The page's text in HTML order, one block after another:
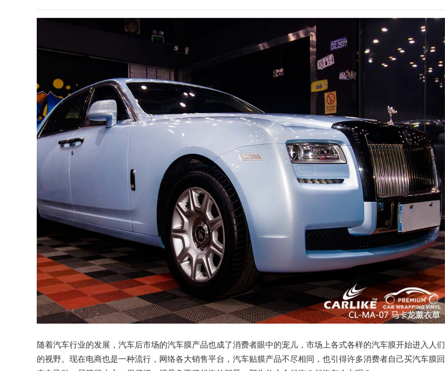
随着汽车行业的发展，汽车后市场的汽车膜产品也成了消费者眼中的宠儿，市场上各式各样的汽车膜开始进入人们
的视野。现在电商也是一种流行，网络各大销售平台，汽车贴膜产品不尽相同，也引得许多消费者自己买汽车膜回